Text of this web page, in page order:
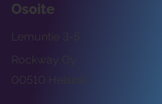
Osoite
Rockway Oy
Lemuntie 3-5
00510 Helsinki